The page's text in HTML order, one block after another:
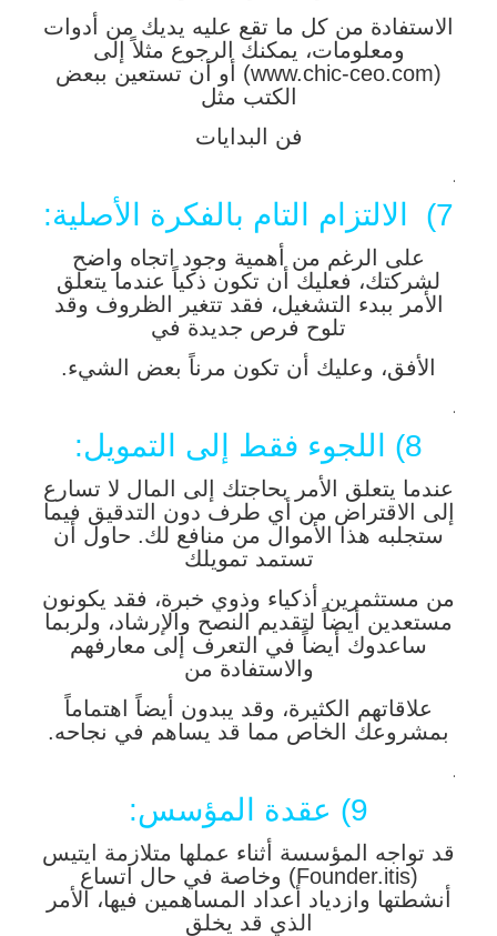
الاستفادة من كل ما تقع عليه يديك من أدوات
ومعلومات، يمكنك الرجوع مثلاً إلى
(www.chic-ceo.com) أو أن تستعين ببعض
الكتب مثل
فن البدايات
.
7) الالتزام التام بالفكرة الأصلية:
على الرغم من أهمية وجود اتجاه واضح
لشركتك، فعليك أن تكون ذكياً عندما يتعلق
الأمر ببدء التشغيل، فقد تتغير الظروف وقد
تلوح فرص جديدة في
الأفق، وعليك أن تكون مرناً بعض الشيء.
.
8) اللجوء فقط إلى التمويل:
عندما يتعلق الأمر بحاجتك إلى المال لا تسارع
إلى الاقتراض من أي طرف دون التدقيق فيما
ستجلبه هذا الأموال من منافع لك. حاول أن
تستمد تمويلك
من مستثمرين أذكياء وذوي خبرة، فقد يكونون
مستعدين أيضاً لتقديم النصح والإرشاد، ولربما
ساعدوك أيضاً في التعرف إلى معارفهم
والاستفادة من
علاقاتهم الكثيرة، وقد يبدون أيضاً اهتماماً
بمشروعك الخاص مما قد يساهم في نجاحه.
.
9) عقدة المؤسس:
قد تواجه المؤسسة أثناء عملها متلازمة ايتيس
(Founder.itis) وخاصة في حال اتساع
أنشطتها وازدياد أعداد المساهمين فيها، الأمر
الذي قد يخلق